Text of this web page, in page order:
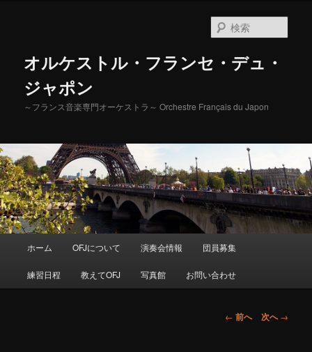
オルケストル・フランセ・デュ・
ジャポン
～フランス音楽専門オーケストラ～ Orchestre Français du Japon
索
メ
イ
ホーム OFJについて 演奏会情報 団員募集
練習日程 教えてOFJ 写真館 お問い合わせ
投
← 前へ 次へ→